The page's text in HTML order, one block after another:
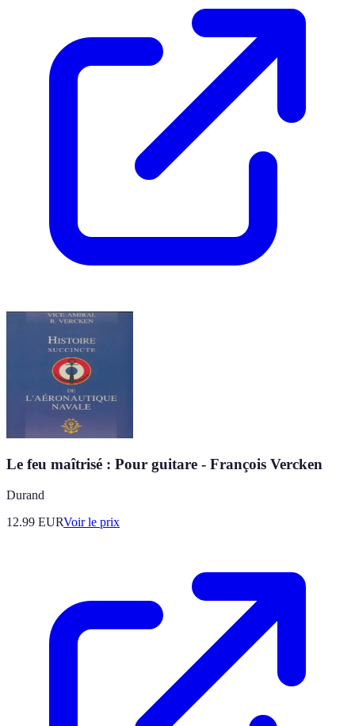
Le feu maîtrisé : Pour guitare - François Vercken
Durand
12.99 EURVoir le prix